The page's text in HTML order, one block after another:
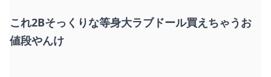
これ2Bそっくりな等身大ラブドール買えちゃうお
値段やんけ